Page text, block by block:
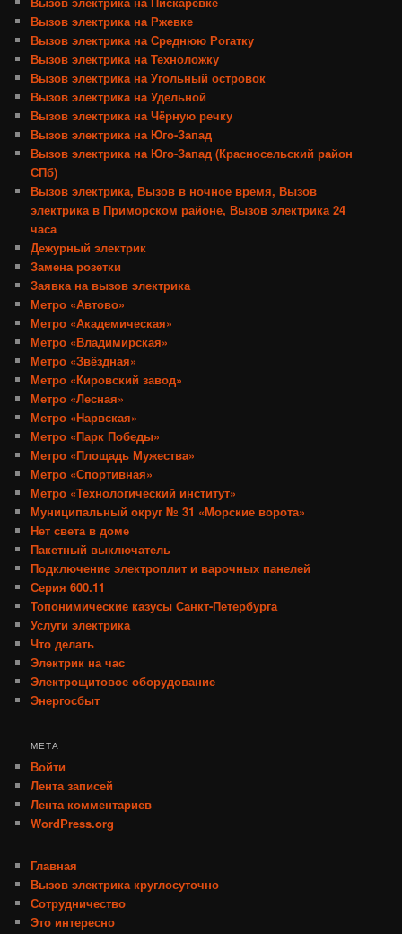
Вызов электрика на Ржевке
Вызов электрика на Среднюю Рогатку
Вызов электрика на Техноложку
Вызов электрика на Угольный островок
Вызов электрика на Удельной
Вызов электрика на Чёрную речку
Вызов электрика на Юго-Запад
Вызов электрика на Юго-Запад (Красносельский район
СПб)
Вызов электрика, Вызов в ночное время, Вызов
электрика в Приморском районе, Вызов электрика 24
часа
Дежурный электрик
Замена розетки
Заявка на вызов электрика
Метро «Автово»
Метро «Академическая»
Метро «Владимирская»
Метро «Звёздная»
Метро «Кировский завод»
Метро «Лесная»
Метро «Нарвская»
Метро «Парк Победы»
Метро «Площадь Мужества»
Метро «Спортивная»
Метро «Технологический институт»
Муниципальный округ № 31 «Морские ворота»
Нет света в доме
Пакетный выключатель
Подключение электроплит и варочных панелей
Серия 600.11
Топонимические казусы Санкт-Петербурга
Услуги электрика
Что делать
Электрик на час
Электрощитовое оборудование
Энергосбыт
МЕТА
Войти
Лента записей
Лента комментариев
WordPress.org
Главная
Вызов электрика круглосуточно
Сотрудничество
Это интересно